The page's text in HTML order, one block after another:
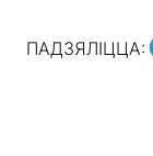
ПАДЗЯЛІЦЦА: